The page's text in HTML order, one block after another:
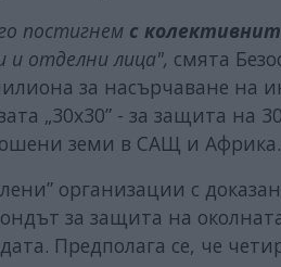
постигнем с
и отделни лица", смята
за насърчаване на
„30x30” - за защита на
земи в САЩ и Африка.
организации с
за защита на
Предполага се, че